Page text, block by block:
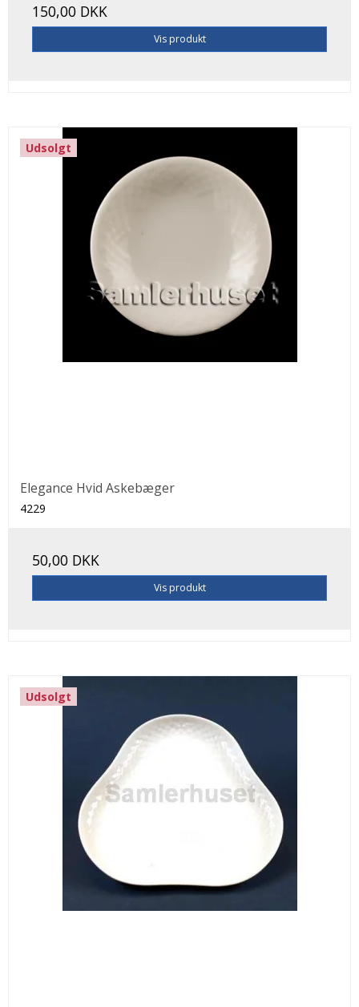
150,00 DKK
Vis produkt
Udsolgt
Elegance Hvid Askebæger
4229
50,00 DKK
Vis produkt
Udsolgt